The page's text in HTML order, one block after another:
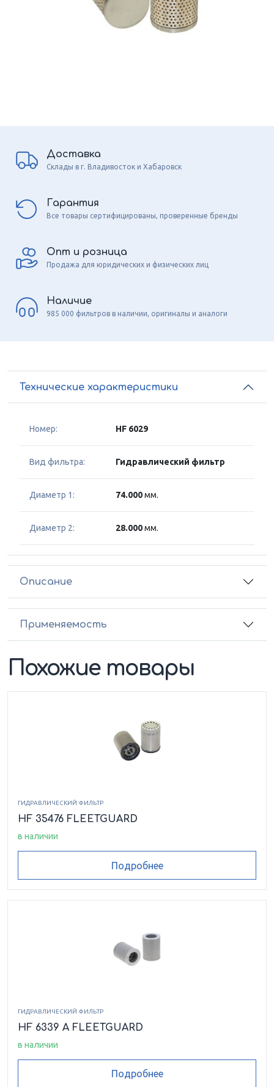
Доставка
Склады в г. Владивосток и Хабаровск
Гарантия
Все товары сертифицированы, проверенные бренды
Опт и розница
Продажа для юридических и физических лиц
Наличие
985 000 фильтров в наличии, оригиналы и аналоги
Технические характеристики
Номер: HF 6029
Вид фильтра: Гидравлический фильтр
Диаметр 1: 74.000мм.
Диаметр 2: 28.000мм.
Описание
Применяемость
Похожие товары
ГИДРАВЛИЧЕСКИЙ ФИЛЬТР
HF 35476 FLEETGUARD
в наличии
Подробнее
ГИДРАВЛИЧЕСКИЙ ФИЛЬТР
HF 6339 A FLEETGUARD
в наличии
Подробнее